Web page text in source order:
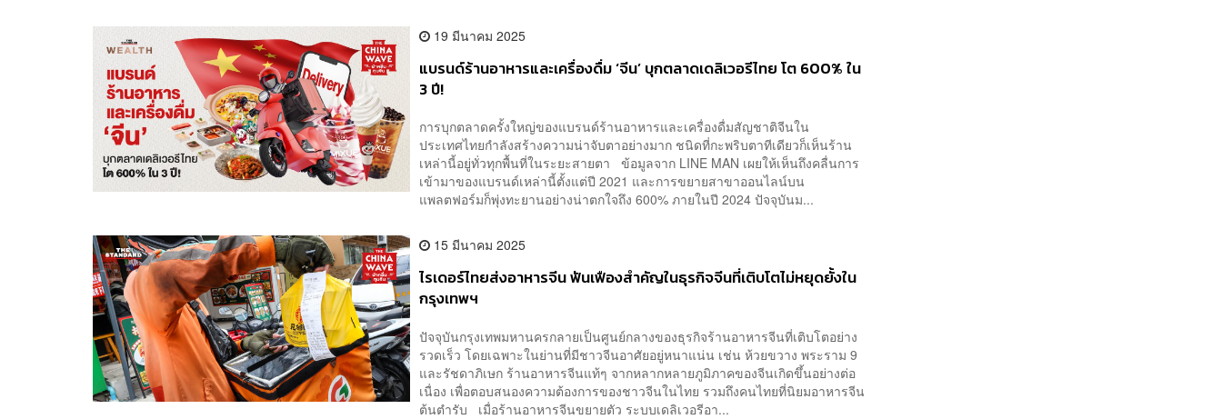
19 มีนาคม 2025
แบรนด์ร้านอาหารและเครื่องดื่ม ‘จีน’ บุกตลาดเดลิเวอรีไทย โต 600% ใน
3 ปี!
การบุกตลาดครั้งใหญ่ของแบรนด์ร้านอาหารและเครื่องดื่มสัญชาติจีนใน
ประเทศไทยกำลังสร้างความน่าจับตาอย่างมาก ชนิดที่กะพริบตาทีเดียวก็เห็นร้าน
เหล่านี้อยู่ทั่วทุกพื้นที่ในระยะสายตา ข้อมูลจาก LINE MAN เผยให้เห็นถึงคลื่นการ
เข้ามาของแบรนด์เหล่านี้ตั้งแต่ปี 2021 และการขยายสาขาออนไลน์บน
แพลตฟอร์มก็พุ่งทะยานอย่างน่าตกใจถึง 600% ภายในปี 2024 ปัจจุบันม...
15 มีนาคม 2025
ไรเดอร์ไทยส่งอาหารจีน ฟันเฟืองสำคัญในธุรกิจจีนที่เติบโตไม่หยุดยั้งใน
กรุงเทพฯ
ปัจจุบันกรุงเทพมหานครกลายเป็นศูนย์กลางของธุรกิจร้านอาหารจีนที่เติบโตอย่าง
รวดเร็ว โดยเฉพาะในย่านที่มีชาวจีนอาศัยอยู่หนาแน่น เช่น ห้วยขวาง พระราม 9
และรัชดาภิเษก ร้านอาหารจีนแท้ๆ จากหลากหลายภูมิภาคของจีนเกิดขึ้นอย่างต่อ
เนื่อง เพื่อตอบสนองความต้องการของชาวจีนในไทย รวมถึงคนไทยที่นิยมอาหารจีน
ต้นตำรับ เมื่อร้านอาหารจีนขยายตัว ระบบเดลิเวอรีอา...